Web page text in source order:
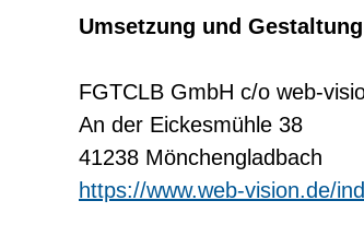
Umsetzung und Gestaltung
FGTCLB GmbH c/o web-
An der Eickesmühle 38
41238 Mönchengladbach
https://www.web-vision.de/